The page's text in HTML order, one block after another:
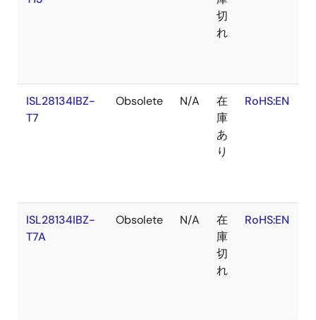
切
れ
ISL28134IBZ-
T7
Obsolete N/A
在
庫
あ
り
RoHS:EN
ISL28134IBZ-
T7A
Obsolete N/A
在
庫
切
れ
RoHS:EN